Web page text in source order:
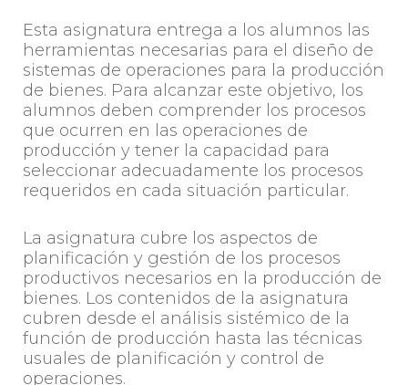
Esta asignatura entrega a los alumnos las
herramientas necesarias para el diseño de
sistemas de operaciones para la producción
de bienes. Para alcanzar este objetivo, los
alumnos deben comprender los procesos
que ocurren en las operaciones de
producción y tener la capacidad para
seleccionar adecuadamente los procesos
requeridos en cada situación particular.
La asignatura cubre los aspectos de
planificación y gestión de los procesos
productivos necesarios en la producción de
bienes. Los contenidos de la asignatura
cubren desde el análisis sistémico de la
función de producción hasta las técnicas
usuales de planificación y control de
operaciones.